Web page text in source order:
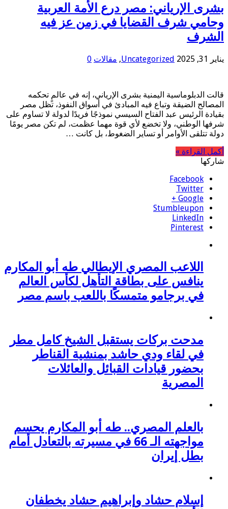
بشرى الإرياني: مصر درع الأمة العربية
وحامي شرف القضايا في زمن عز فيه
الشرف
يناير 31, 2025 Uncategorized
, مقالات 0
قالت الدبلوماسية اليمنية بشرى الإرياني، إنه في عالمٍ تحكمه
المصالح الضيقة وتباع فيه المبادئ في أسواق النفوذ، تظل مصر
بقيادة الرئيس عبد الفتاح السيسي نموذجًا فريدًا لدولة لا تساوم على
شرفها الوطني، ولا تخضع لأي قوة مهما عظمت، لم تكن مصر يومًا
دولة تتلقى الأوامر أو تساير الضغوط، بل كانت …
أكمل القراءة »
شاركها
Facebook
Twitter
Google +
Stumbleupon
LinkedIn
Pinterest
اللاعب المصري الإيطالي طه أبو المكارم
ينافس على بطاقة التأهل لكأس العالم
في برجامو متمسكًا باللعب باسم مصر
مدحت بركات يستقبل الشيخ كامل مطر
في لقاء ودي حاشد بمنشية القناطر
بحضور قيادات القبائل والعائلات
المصرية
بالعلم المصري.. طه أبو المكارم يحسم
مواجهته الـ 66 في مسيرته بالتعادل أمام
بطل إيران
إسلام حشاد وإبراهيم حشاد يخطفان